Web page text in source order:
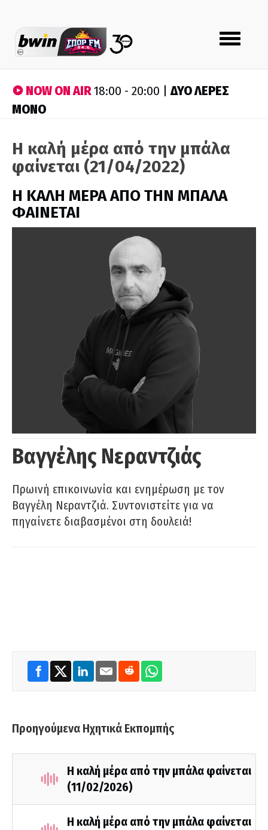
Toggle
navigation
NOW ON AIR18:00 - 20:00 |ΔΥΟ ΛΕΡΕΣ
ΜΟΝΟ
Η καλή μέρα από την μπάλα
φαίνεται (21/04/2022)
H ΚΑΛΗ ΜΕΡΑ ΑΠΟ ΤΗΝ ΜΠΑΛΑ
ΦΑΙΝΕΤΑΙ
Βαγγέλης Νεραντζιάς
Πρωινή επικοινωνία και ενημέρωση με τον
Βαγγέλη Νεραντζιά. Συντονιστείτε για να
πηγαίνετε διαβασμένοι στη δουλειά!
Προηγούμενα Ηχητικά Εκπομπής
Η καλή μέρα από την μπάλα φαίνεται
(11/02/2026)
Η καλή μέρα από την μπάλα φαίνεται